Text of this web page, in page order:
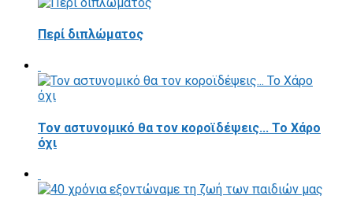
Περί διπλώματος
Τον αστυνομικό θα τον κοροϊδέψεις... Το Χάρο
όχι